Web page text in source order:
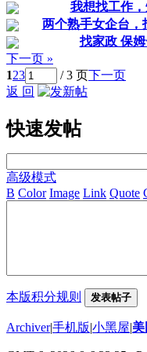
我想找工作，
两个熟手女企台，
找家政 保
下一页 »
123 / 3 页下一页
返 回
快速发帖
高级模式
B Color Image Link Quote
本版积分规则 发表帖子
Archiver|手机版|小黑屋|